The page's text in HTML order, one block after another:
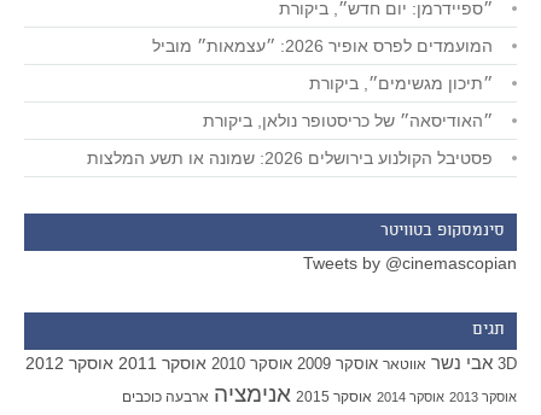
״ספיידרמן: יום חדש״, ביקורת
המועמדים לפרס אופיר 2026: ״עצמאות״ מוביל
״תיכון מגשימים״, ביקורת
״האודיסאה״ של כריסטופר נולאן, ביקורת
פסטיבל הקולנוע בירושלים 2026: שמונה או תשע המלצות
סינמסקופ בטוויטר
Tweets by @cinemascopian
תגים
3D אבי נשר אווטאר אוסקר 2009 אוסקר 2010 אוסקר 2011 אוסקר 2012
אוסקר 2013 אוסקר 2014 אוסקר 2015 אנימציה ארבעה כוכבים